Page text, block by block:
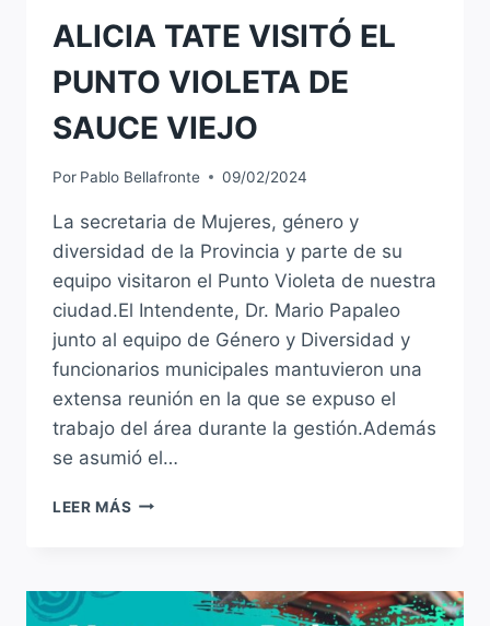
ALICIA TATE VISITÓ EL
PUNTO VIOLETA DE
SAUCE VIEJO
Por Pablo Bellafronte 09/02/2024
La secretaria de Mujeres, género y
diversidad de la Provincia y parte de su
equipo visitaron el Punto Violeta de nuestra
ciudad.El Intendente, Dr. Mario Papaleo
junto al equipo de Género y Diversidad y
funcionarios municipales mantuvieron una
extensa reunión en la que se expuso el
trabajo del área durante la gestión.Además
se asumió el…
LEER MÁS ALICIA
PUNTO
VIOLETA